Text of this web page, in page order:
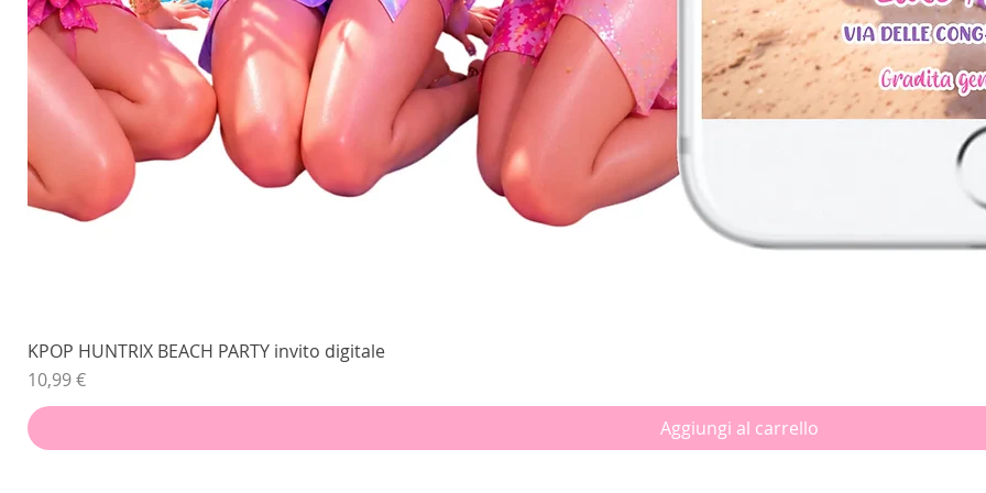
KPOP HUNTRIX BEACH PARTY invito digitale
Prezzo
10,99 €
Aggiungi al carrello